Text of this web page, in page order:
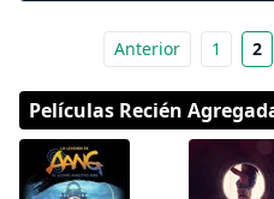
Anterior 1 2
Películas Recién